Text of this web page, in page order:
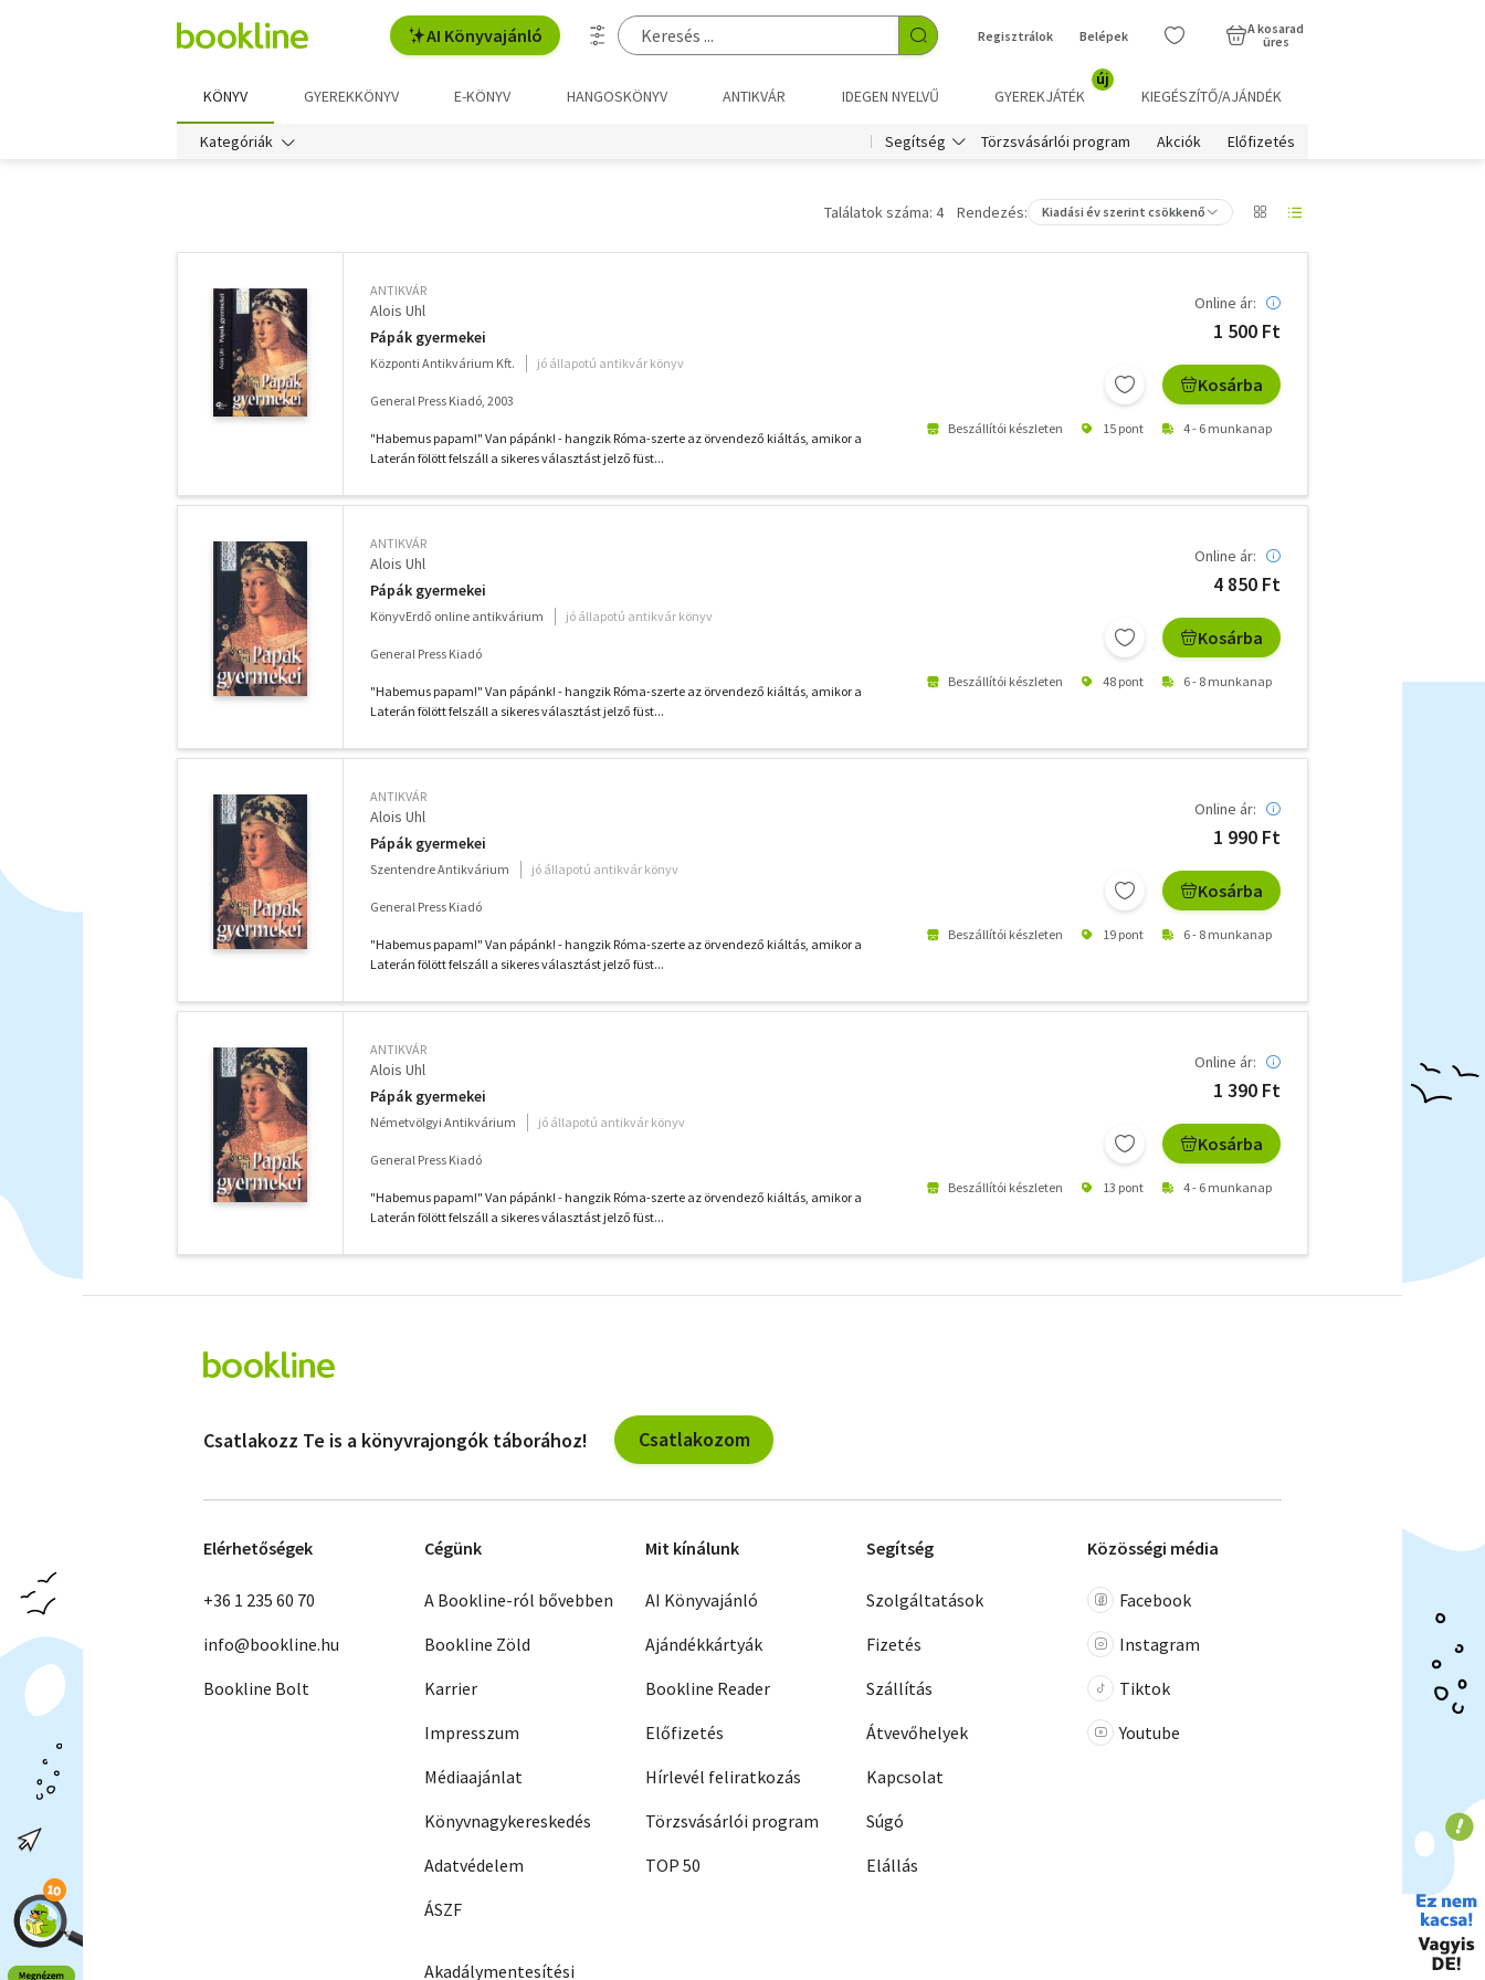
AI Könyvajánló Regisztrálok Belépek
A kosarad
üres
KÖNYV GYEREKKÖNYV E-KÖNYV HANGOSKÖNYV ANTIKVÁR IDEGEN NYELVŰ GYEREKJÁTÉK
új
KIEGÉSZÍTŐ/AJÁNDÉK
Kategóriák Segítség Törzsvásárlói program Akciók Előfizetés
Találatok száma: 4 Rendezés: Kiadási év szerint csökkenő
ANTIKVÁR
Alois Uhl
Pápák gyermekei
Központi Antikvárium Kft. jó állapotú antikvár könyv
General Press Kiadó, 2003
"Habemus papam!" Van pápánk! - hangzik Róma-szerte az örvendező kiáltás, amikor a
Laterán fölött felszáll a sikeres választást jelző füst...
Online ár:
1 500 Ft
Kosárba
Beszállítói készleten 15 pont 4 - 6 munkanap
ANTIKVÁR
Alois Uhl
Pápák gyermekei
KönyvErdő online antikvárium jó állapotú antikvár könyv
General Press Kiadó
"Habemus papam!" Van pápánk! - hangzik Róma-szerte az örvendező kiáltás, amikor a
Laterán fölött felszáll a sikeres választást jelző füst...
Online ár:
4 850 Ft
Kosárba
Beszállítói készleten 48 pont 6 - 8 munkanap
ANTIKVÁR
Alois Uhl
Pápák gyermekei
Szentendre Antikvárium jó állapotú antikvár könyv
General Press Kiadó
"Habemus papam!" Van pápánk! - hangzik Róma-szerte az örvendező kiáltás, amikor a
Laterán fölött felszáll a sikeres választást jelző füst...
Online ár:
1 990 Ft
Kosárba
Beszállítói készleten 19 pont 6 - 8 munkanap
ANTIKVÁR
Alois Uhl
Pápák gyermekei
Németvölgyi Antikvárium jó állapotú antikvár könyv
General Press Kiadó
"Habemus papam!" Van pápánk! - hangzik Róma-szerte az örvendező kiáltás, amikor a
Laterán fölött felszáll a sikeres választást jelző füst...
Online ár:
1 390 Ft
Kosárba
Beszállítói készleten 13 pont 4 - 6 munkanap
szűrők
Csatlakozz Te is a könyvrajongók táborához! Csatlakozom
Elérhetőségek
+36 1 235 60 70
info@bookline.hu
Bookline Bolt
Cégünk
A Bookline-ról bővebben
Bookline Zöld
Karrier
Impresszum
Médiaajánlat
Könyvnagykereskedés
Adatvédelem
ÁSZF
Akadálymentesítési
Mit kínálunk
AI Könyvajánló
Ajándékkártyák
Bookline Reader
Előfizetés
Hírlevél feliratkozás
Törzsvásárlói program
TOP 50
Segítség
Szolgáltatások
Fizetés
Szállítás
Átvevőhelyek
Kapcsolat
Súgó
Elállás
Közösségi média
Facebook
Instagram
Tiktok
Youtube